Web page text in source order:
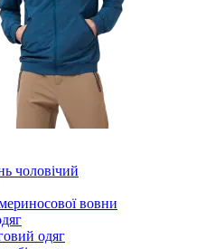
чоловічий
вовни
одяг